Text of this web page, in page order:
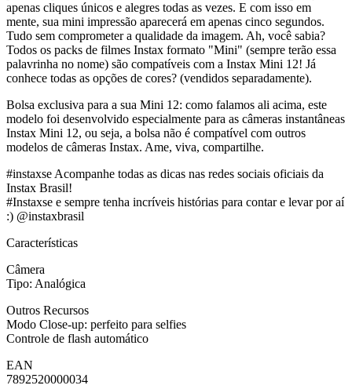
apenas cliques únicos e alegres todas as vezes. E com isso em
mente, sua mini impressão aparecerá em apenas cinco segundos.
Tudo sem comprometer a qualidade da imagem. Ah, você sabia?
Todos os packs de filmes Instax formato "Mini" (sempre terão essa
palavrinha no nome) são compatíveis com a Instax Mini 12! Já
conhece todas as opções de cores? (vendidos separadamente).
Bolsa exclusiva para a sua Mini 12: como falamos ali acima, este
modelo foi desenvolvido especialmente para as câmeras instantâneas
Instax Mini 12, ou seja, a bolsa não é compatível com outros
modelos de câmeras Instax. Ame, viva, compartilhe.
#instaxse Acompanhe todas as dicas nas redes sociais oficiais da
Instax Brasil!
#Instaxse e sempre tenha incríveis histórias para contar e levar por aí
:) @instaxbrasil
Características
Câmera
Tipo: Analógica
Outros Recursos
Modo Close-up: perfeito para selfies
Controle de flash automático
EAN
7892520000034